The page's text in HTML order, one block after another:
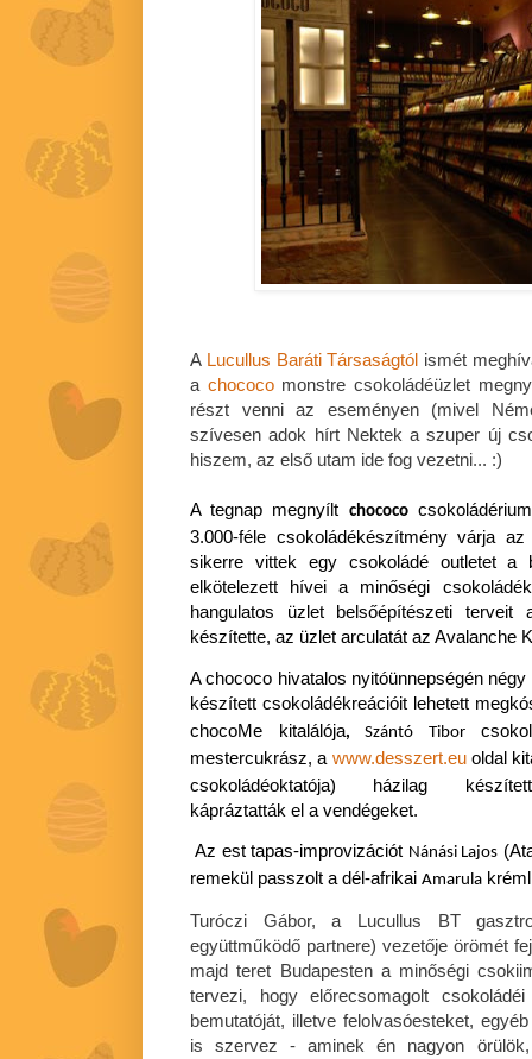
A Lucullus Baráti Társaságtól ismét
a chococomonstre csokoládéüzlet
részt venni az eseményen (mivel
szívesen adok hírt Nektek a szuper új
hiszem, az első utam ide fog vezetni... :)
A tegnap megnyílt chococo
3.000-féle csokoládékészítmény várja
sikerre vittek egy csokoládé outletet a
elkötelezett hívei a minőségi
hangulatos üzlet belsőépítészeti terveit
készítette, az üzlet arculatát az Avalanche
A chococo hivatalos nyitóünnepségén
készített csokoládékreációit lehetett
chocoMe kitalálója, Szántó Tibor
mestercukrász, a www.desszert.euoldal
csokoládéoktatója) házilag készített
kápráztatták el a vendégeket.
Az est tapas-improvizációt Nánási Lajos
remekül passzolt a dél-afrikai Amarula
Turóczi Gábor, a Lucullus BT
együttműködő partnere) vezetője örömét
majd teret Budapesten a minőségi
tervezi, hogy előrecsomagolt
bemutatóját, illetve felolvasóesteket,
is szervez - aminek én nagyon